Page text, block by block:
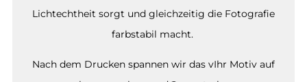
Lichtechtheit sorgt und gleichzeitig die Fotografie
farbstabil macht.
Nach dem Drucken spannen wir das vIhr Motiv auf